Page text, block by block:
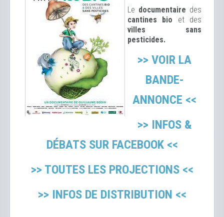
Le documentaire des
cantines bio et des
villes sans
pesticides.
>> VOIR LA
BANDE-
ANNONCE <<
>> INFOS &
DÉBATS SUR FACEBOOK <<
>> TOUTES LES PROJECTIONS <<
>> INFOS DE DISTRIBUTION <<